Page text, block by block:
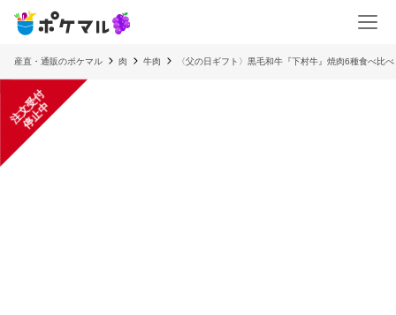
産直・通販のポケマル 肉 牛肉 〈父の日ギフト〉黒毛和牛『下村牛』焼肉6種食べ比
注
文
受
付
停
止
中